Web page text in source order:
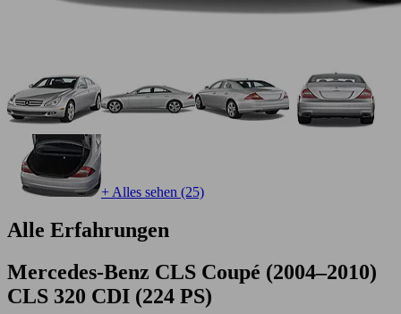
+ Alles sehen (25)
Alle Erfahrungen
Mercedes-Benz CLS Coupé (2004–2010)
CLS 320 CDI (224 PS)